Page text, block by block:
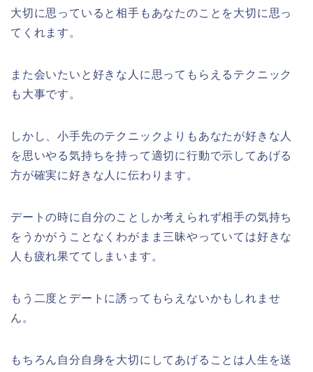
大切に思っていると相手もあなたのことを大切に思っ
てくれます。
また会いたいと好きな人に思ってもらえるテクニック
も大事です。
しかし、小手先のテクニックよりもあなたが好きな人
を思いやる気持ちを持って適切に行動で示してあげる
方が確実に好きな人に伝わります。
デートの時に自分のことしか考えられず相手の気持ち
をうかがうことなくわがまま三昧やっていては好きな
人も疲れ果ててしまいます。
もう二度とデートに誘ってもらえないかもしれませ
ん。
もちろん自分自身を大切にしてあげることは人生を送